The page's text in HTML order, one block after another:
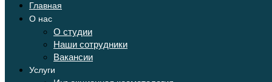
Главная
О нас
О студии
Наши сотрудники
Вакансии
Услуги